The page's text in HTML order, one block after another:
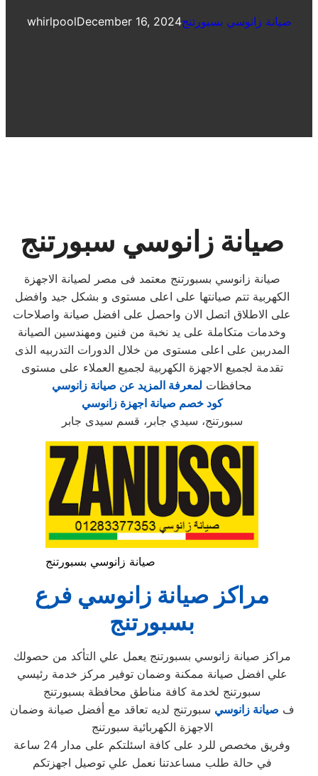
whirlpoolDecember 16, 2024صيانة زانوسي بسبورتنج
صيانة زانوسي سبورتنج
صيانة زانوسي بسبورتنج معتمد فى مصر لصيانة الاجهزة
الكهربية تتم صيانتها على اعلى مستوى و بشكل جيد وافضل
على الاطلاق اتصل الان واحصل على افضل صيانة واصلاحات
وخدمات متكاملة على يد نخبة من فنين ومهندسين الصيانة
المدربين على اعلى مستوى من خلال الدورات التدربيه الذى
تقدمة لجميع الاجهزة الكهربية لجميع العملاء على مستوى
محافظات لمعرفة المزيد عن صيانة زانوسي
كود خصم صيانة اجهزة زانوسي
سبورتنج، سيدي جابر، قسم سيدى جابر
صيانة زانوسي بسبورتنج
مراكز صيانة زانوسي فرع
بسبورتنج
مراكز صيانة زانوسي بسبورتنج يعمل علي التأكد من حصولك
علي افضل صيانة ممكنة وضمان توفير مركز خدمة رئيسي
سبورتنج لخدمة كافة مناطق محافظة بسبورتنج
ف صيانة زانوسي سبورتنج لديه تعاقد مع أفضل صيانة وضمان
الاجهزة الكهربائية سبورتنج
وفريق مخصص للرد على كافة اسئلتكم على مدار 24 ساعة
في حالة طلب مساعدتنا نعمل علي توصيل اجهزتكم